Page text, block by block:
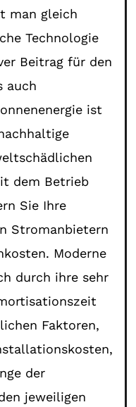
man gleich
Technologie
Beitrag für den
auch
ist
dem Betrieb
Sie Ihre
Stromanbietern
Moderne
durch ihre sehr
Faktoren,
der
jeweiligen